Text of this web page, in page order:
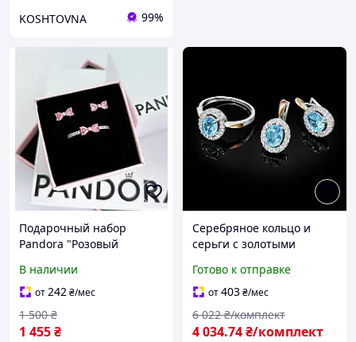
KOSHTOVNA 99%
Подарочный набор
Pandora "Розовый
Серьги, Кольцо Пандора
В наличии
от242₴/мес
1 455₴
1 500 ₴
Серебряное кольцо и
серьги с золотыми
овал
Готово к отправке
от403₴/мес
4 034.74₴/комплект
6 022 ₴/комплект